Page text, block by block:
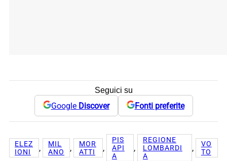
Seguici su
Google Discover Fonti preferite
ELEZ
IONI
,
MIL
ANO
,
MOR
ATTI
,
PIS
API
A
,
REGIONE
LOMBARDI
A
,
VO
TO